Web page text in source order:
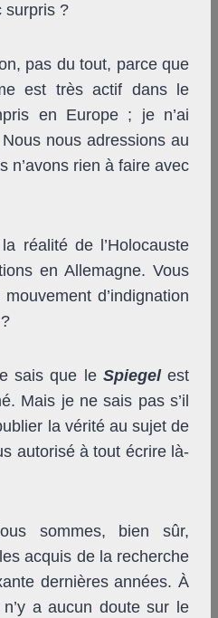
surpris ?
pas du tout, parce que
est très actif dans le
en Europe ; je n’ai
nous adressions au
n’avons rien à faire avec
réalité de l’Holocauste
en Allemagne. Vous
d’indignation
sais que le Spiegelest
Mais je ne sais pas s’il
la vérité au sujet de
autorisé à tout écrire là-
sommes, bien sûr,
acquis de la recherche
dernières années. À
a aucun doute sur le